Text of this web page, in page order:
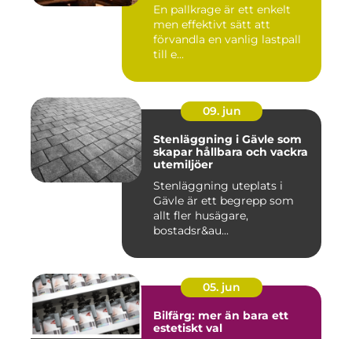
En pallkrage är ett enkelt
men effektivt sätt att
förvandla en vanlig lastpall
till e...
09. jun
Stenläggning i Gävle som
skapar hållbara och vackra
utemiljöer
Stenläggning uteplats i
Gävle är ett begrepp som
allt fler husägare,
bostadsr&au...
05. jun
Bilfärg: mer än bara ett
estetiskt val